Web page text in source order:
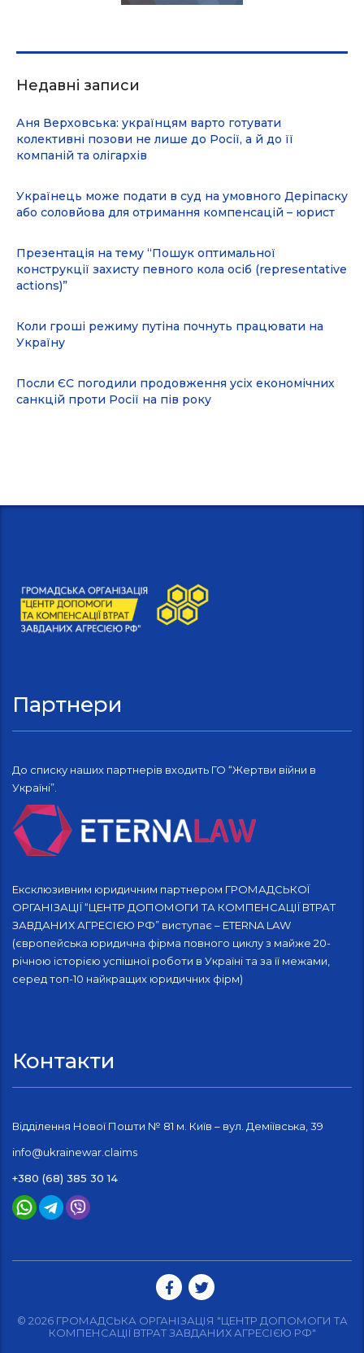
Недавні записи
Аня Верховська: українцям варто готувати
колективні позови не лише до Росії, а й до її
компаній та олігархів
Українець може подати в суд на умовного Деріпаску
або соловйова для отримання компенсацій – юрист
Презентація на тему “Пошук оптимальної
конструкції захисту певного кола осіб (representative
actions)”
Коли гроші режиму путіна почнуть працювати на
Україну
Посли ЄС погодили продовження усіх економічних
санкцій проти Росії на пів року
Партнери
До списку наших партнерів входить ГО “Жертви війни в
Україні”.
Ексклюзивним юридичним партнером ГРОМАДСЬКОЇ
ОРГАНІЗАЦІЇ “ЦЕНТР ДОПОМОГИ ТА КОМПЕНСАЦІЇ ВТРАТ
ЗАВДАНИХ АГРЕСІЄЮ РФ” виступає – ETERNA LAW
(європейська юридична фірма повного циклу з майже 20-
річною історією успішної роботи в Україні та за її межами,
серед топ-10 найкращих юридичних фірм)
Контакти
Відділення Нової Пошти № 81 м. Київ – вул. Деміївська, 39
info@ukrainewar.claims
+380 (68) 385 30 14
© 2026 ГРОМАДСЬКА ОРГАНІЗАЦІЯ "ЦЕНТР ДОПОМОГИ ТА
КОМПЕНСАЦІЇ ВТРАТ ЗАВДАНИХ АГРЕСІЄЮ РФ"